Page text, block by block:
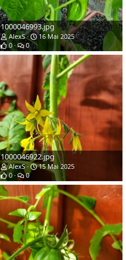
1000046993.jpg
AlexS
16 Mai 2025
0
0
1000046922.jpg
AlexS
15 Mai 2025
0
0